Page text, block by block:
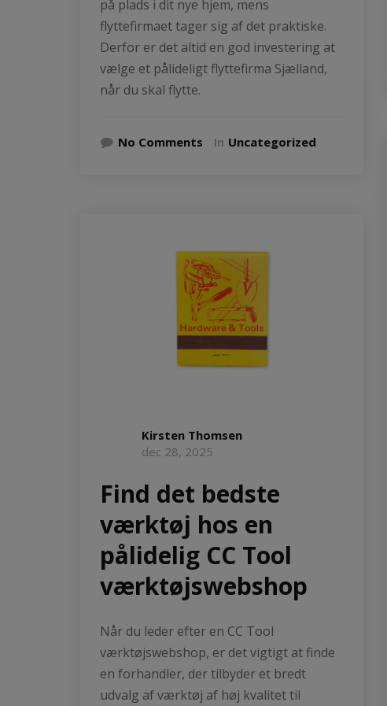
på plads i dit nye hjem, mens
flyttefirmaet tager sig af det praktiske.
Derfor er det altid en god investering at
vælge et pålideligt flyttefirma Sjælland,
når du skal flytte.
No Comments In Uncategorized
Kirsten Thomsen
dec 28, 2025
Find det bedste
værktøj hos en
pålidelig CC Tool
værktøjswebshop
Når du leder efter en CC Tool
værktøjswebshop, er det vigtigt at finde
en forhandler, der tilbyder et bredt
udvalg af værktøj af høj kvalitet til